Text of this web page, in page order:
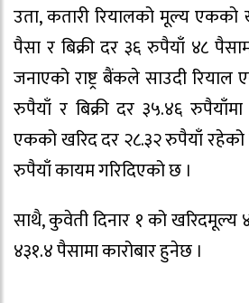
उता, कतारी रियालको मूल्य एकको
पैसा र बिक्री दर ३६ रुपैयाँ ४८
जनाएको राष्ट्र बैंकले साउदी
रुपैयाँ र बिक्री दर ३५.४६
एकको खरिद दर २८.३२ रुपैयाँ रहेको
रुपैयाँ कायम गरिदिएको छ ।
साथै, कुवेती दिनार १ को खरिदमूल्य
४३१.४ पैसामा कारोबार हुनेछ ।